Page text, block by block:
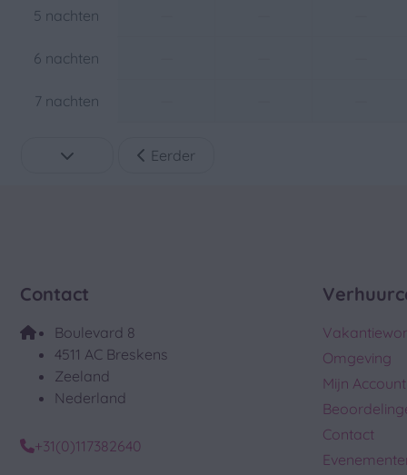
5 nachten
6 nachten
7 nachten
Eerder
Contact
Boulevard 8
4511 AC Breskens
Zeeland
Nederland
+31(0)117382640
Omgeving
Mijn Account
Contact